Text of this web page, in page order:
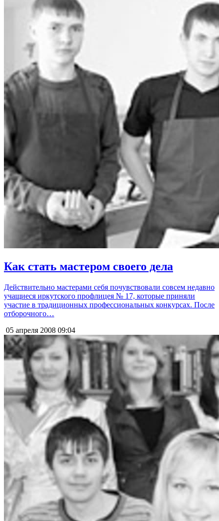
Как стать мастером своего дела
Действительно мастерами себя почувствовали совсем недавно
учащиеся иркутского профлицея № 17, которые приняли
участие в традиционных профессиональных конкурсах. После
отборочного…
05 апреля 2008 09:04